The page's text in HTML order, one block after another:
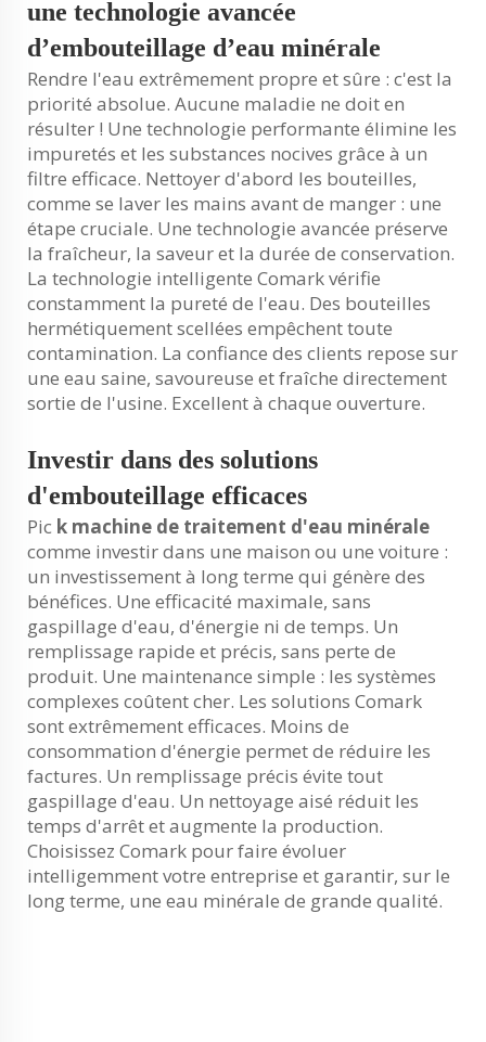
une technologie avancée
d’embouteillage d’eau minérale
Rendre l'eau extrêmement propre et sûre : c'est la
priorité absolue. Aucune maladie ne doit en
résulter ! Une technologie performante élimine les
impuretés et les substances nocives grâce à un
filtre efficace. Nettoyer d'abord les bouteilles,
comme se laver les mains avant de manger : une
étape cruciale. Une technologie avancée préserve
la fraîcheur, la saveur et la durée de conservation.
La technologie intelligente Comark vérifie
constamment la pureté de l'eau. Des bouteilles
hermétiquement scellées empêchent toute
contamination. La confiance des clients repose sur
une eau saine, savoureuse et fraîche directement
sortie de l'usine. Excellent à chaque ouverture.
Investir dans des solutions
d'embouteillage efficaces
Pic k machine de traitement d'eau minérale
comme investir dans une maison ou une voiture :
un investissement à long terme qui génère des
bénéfices. Une efficacité maximale, sans
gaspillage d'eau, d'énergie ni de temps. Un
remplissage rapide et précis, sans perte de
produit. Une maintenance simple : les systèmes
complexes coûtent cher. Les solutions Comark
sont extrêmement efficaces. Moins de
consommation d'énergie permet de réduire les
factures. Un remplissage précis évite tout
gaspillage d'eau. Un nettoyage aisé réduit les
temps d'arrêt et augmente la production.
Choisissez Comark pour faire évoluer
intelligemment votre entreprise et garantir, sur le
long terme, une eau minérale de grande qualité.